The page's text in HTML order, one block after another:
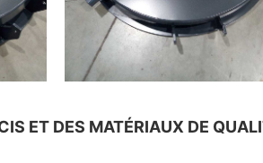
ET DES MATÉRIAUX DE